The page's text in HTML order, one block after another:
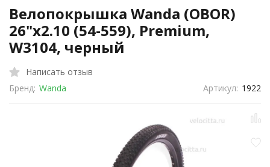
Велопокрышка Wanda (OBOR)
26"х2.10 (54-559), Premium,
W3104, черный
Написать отзыв
Бренд: Wanda Артикул: 1922